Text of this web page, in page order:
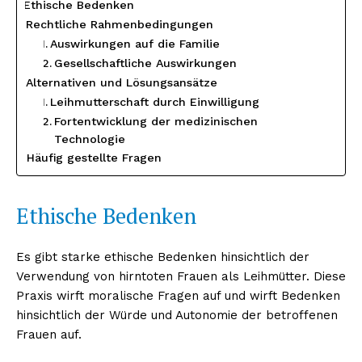
Ethische Bedenken
Rechtliche Rahmenbedingungen
Auswirkungen auf die Familie
Gesellschaftliche Auswirkungen
Alternativen und Lösungsansätze
Leihmutterschaft durch Einwilligung
Fortentwicklung der medizinischen
Technologie
Häufig gestellte Fragen
Ethische Bedenken
Es gibt starke ethische Bedenken hinsichtlich der
Verwendung von hirntoten Frauen als Leihmütter. Diese
Praxis wirft moralische Fragen auf und wirft Bedenken
hinsichtlich der Würde und Autonomie der betroffenen
Frauen auf.